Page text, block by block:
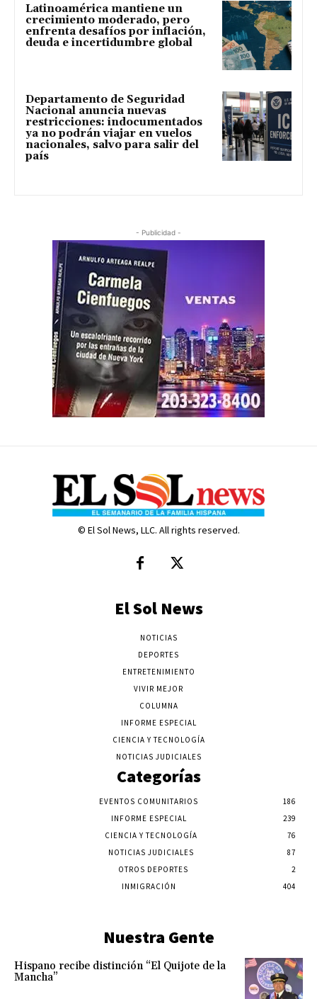
Latinoamérica mantiene un
crecimiento moderado, pero
enfrenta desafíos por inflación,
deuda e incertidumbre global
Departamento de Seguridad
Nacional anuncia nuevas
restricciones: indocumentados
ya no podrán viajar en vuelos
nacionales, salvo para salir del
país
- Publicidad -
© El Sol News, LLC. All rights reserved.
El Sol News
NOTICIAS
DEPORTES
ENTRETENIMIENTO
VIVIR MEJOR
COLUMNA
INFORME ESPECIAL
CIENCIA Y TECNOLOGÍA
NOTICIAS JUDICIALES
Categorías
EVENTOS COMUNITARIOS
186
INFORME ESPECIAL
239
CIENCIA Y TECNOLOGÍA
76
NOTICIAS JUDICIALES
87
OTROS DEPORTES
2
INMIGRACIÓN
404
Nuestra Gente
Hispano recibe distinción “El Quijote de la
Mancha”